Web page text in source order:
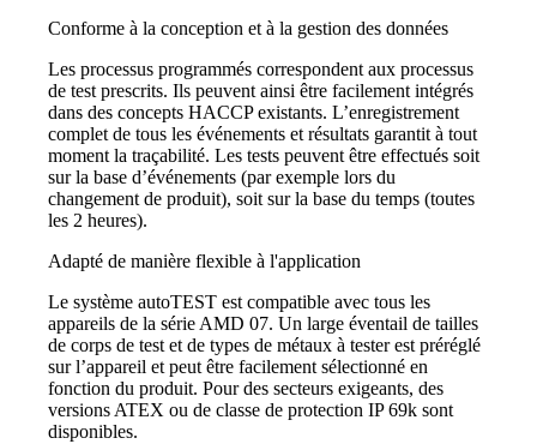
Conforme à la conception et à la gestion des données
Les processus programmés correspondent aux processus
de test prescrits. Ils peuvent ainsi être facilement intégrés
dans des concepts HACCP existants. L’enregistrement
complet de tous les événements et résultats garantit à tout
moment la traçabilité. Les tests peuvent être effectués soit
sur la base d’événements (par exemple lors du
changement de produit), soit sur la base du temps (toutes
les 2 heures).
Adapté de manière flexible à l'application
Le système autoTEST est compatible avec tous les
appareils de la série AMD 07. Un large éventail de tailles
de corps de test et de types de métaux à tester est préréglé
sur l’appareil et peut être facilement sélectionné en
fonction du produit. Pour des secteurs exigeants, des
versions ATEX ou de classe de protection IP 69k sont
disponibles.